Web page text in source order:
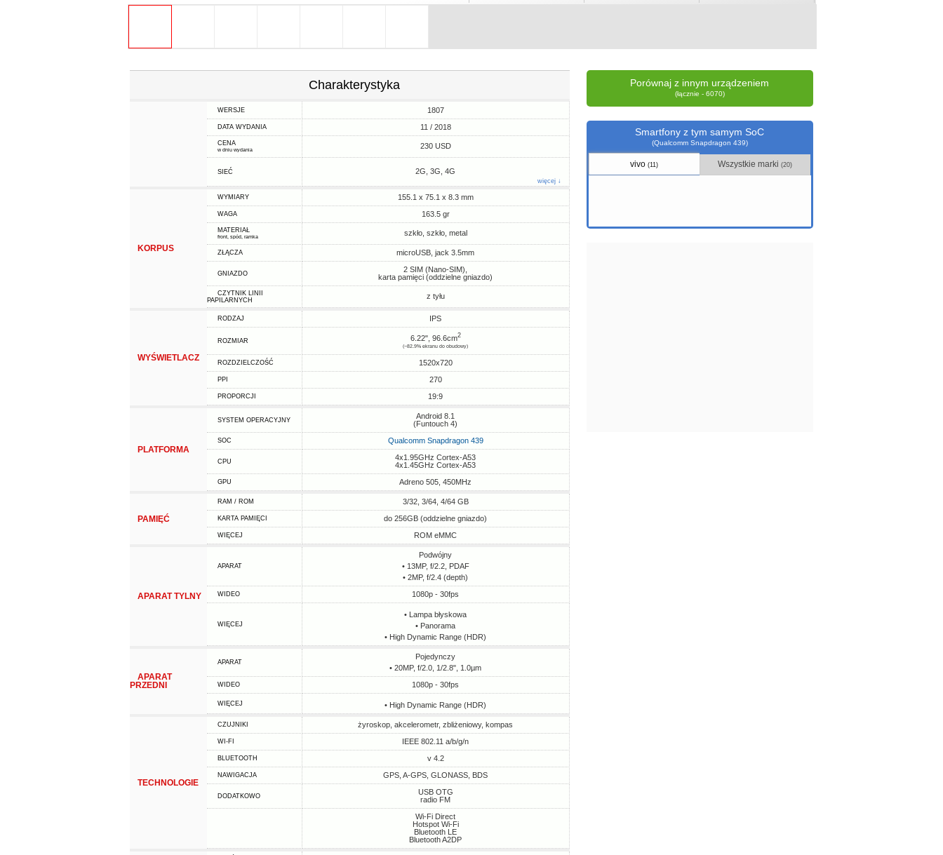
Charakterystyka
WERSJE 1807
DATA WYDANIA 11 / 2018
CENA
w dniu wydania 230 USD
SIEĆ 2G, 3G, 4G
więcej ↓
KORPUS
WYMIARY 155.1 x 75.1 x 8.3 mm
WAGA 163.5 gr
MATERIAŁ
front, spód, ramka szkło, szkło, metal
ZŁĄCZA microUSB, jack 3.5mm
GNIAZDO
2 SIM (Nano-SIM),
karta pamięci (oddzielne gniazdo)
CZYTNIK LINII
PAPILARNYCH
z tyłu
WYŚWIETLACZ
RODZAJ IPS
ROZMIAR 6.22", 96.6cm2
(~82.9% ekranu do obudowy)
ROZDZIELCZOŚĆ 1520x720
PPI 270
PROPORCJI 19:9
PLATFORMA
SYSTEM OPERACYJNY
Android 8.1
(Funtouch 4)
SOC Qualcomm Snapdragon 439
CPU
4x1.95GHz Cortex-A53
4x1.45GHz Cortex-A53
GPU Adreno 505, 450MHz
PAMIĘĆ
RAM / ROM 3/32, 3/64, 4/64 GB
KARTA PAMIĘCI do 256GB (oddzielne gniazdo)
WIĘCEJ ROM eMMC
APARAT TYLNY
APARAT
Podwójny
• 13MP, f/2.2, PDAF
• 2MP, f/2.4 (depth)
WIDEO 1080p - 30fps
WIĘCEJ
• Lampa błyskowa
• Panorama
• High Dynamic Range (HDR)
APARAT
PRZEDNI
APARAT
Pojedynczy
• 20MP, f/2.0, 1/2.8", 1.0µm
WIDEO 1080p - 30fps
WIĘCEJ • High Dynamic Range (HDR)
TECHNOLOGIE
CZUJNIKI żyroskop, akcelerometr, zbliżeniowy, kompas
WI-FI IEEE 802.11 a/b/g/n
BLUETOOTH v 4.2
NAWIGACJA GPS, A-GPS, GLONASS, BDS
DODATKOWO
USB OTG
radio FM
Wi-Fi Direct
Hotspot Wi-Fi
Bluetooth LE
Bluetooth A2DP
Porównaj z innym urządzeniem
(łącznie - 6070)
Smartfony z tym samym SoC
(Qualcomm Snapdragon 439)
vivo(11) Wszystkie marki(20)